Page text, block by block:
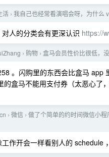
活 › 我自己也经常看演唱会呀，为什么
人的分类会有更深认识 https://
› 购物 › 盒马会员性价比很低，
。闪购里的东西会比盒马
的盒马不能用支付券（太恶心
› 微信 › 做了个简单的约时间微信小
作开会一样看别人的 schedule